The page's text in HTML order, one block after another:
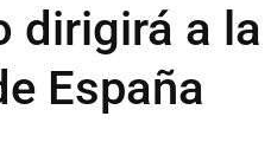
dirigirá a
España